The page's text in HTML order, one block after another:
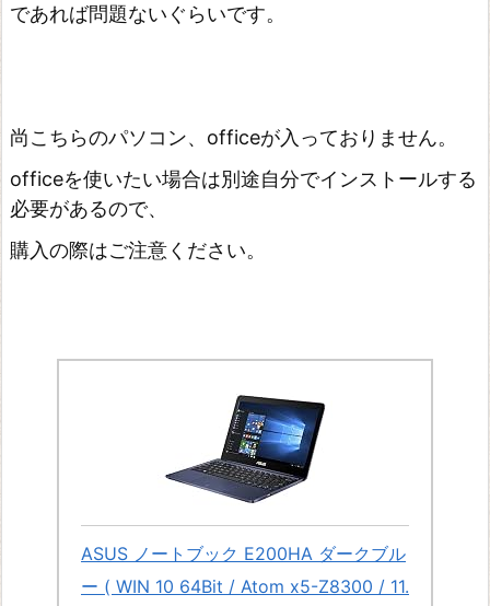
であれば問題ないぐらいです。
尚こちらのパソコン、officeが入っておりません。
officeを使いたい場合は別途自分でインストールする
必要があるので、
購入の際はご注意ください。
ASUS ノートブック E200HA ダークブル
ー ( WIN 10 64Bit / Atom x5-Z8300 / 11.